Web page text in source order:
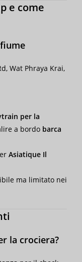
e come
Wat Phraya Krai,
per la
a bordo barca
Asiatique Il
ma limitato nei
la crociera?